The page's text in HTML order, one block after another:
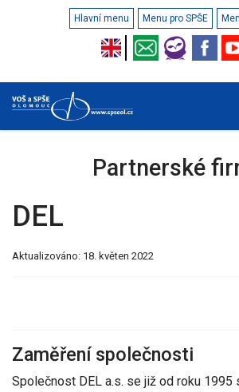
Hlavní menu Menu pro SPŠE
Partnerské
DEL
Aktualizováno: 18. květen 2022
Zaměření společnosti
Společnost DEL a.s. se již od roku 1995